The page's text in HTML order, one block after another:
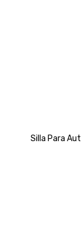
Silla Para